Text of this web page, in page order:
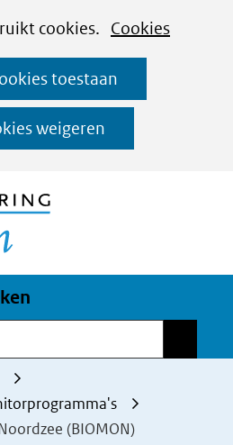
cookies. Cookies
toestaan
weigeren
Ga
naar
de
inhoud
(BIOMON)